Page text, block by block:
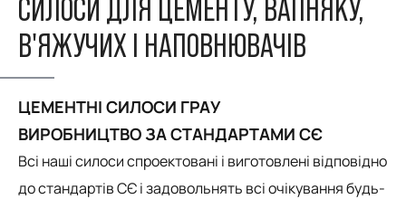
СИЛОСИ ДЛЯ ЦЕМЕНТУ, ВАПНЯКУ,
В'ЯЖУЧИХ І НАПОВНЮВАЧІВ
ЦЕМЕНТНІ СИЛОСИ ГРАУ
ВИРОБНИЦТВО ЗА СТАНДАРТАМИ CЄ
Всі наші силоси спроектовані і виготовлені відповідно
до стандартів СЄ і задовольнять всі очікування будь-